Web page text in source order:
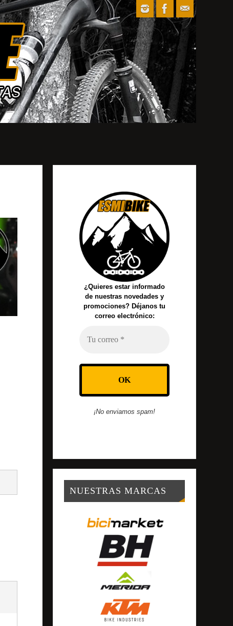
¿Quieres estar informado
de nuestras novedades y
promociones? Déjanos tu
correo electrónico:
¡No enviamos spam!
NUESTRAS MARCAS